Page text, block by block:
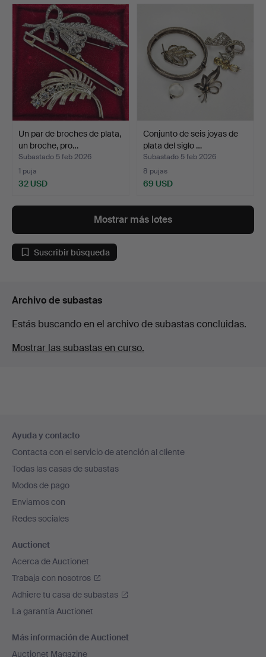
Un par de broches de plata,
un broche, pro…
Subastado 5 feb 2026
1 puja
32 USD
Conjunto de seis joyas de
plata del siglo …
Subastado 5 feb 2026
8 pujas
69 USD
Mostrar más lotes
Suscribir búsqueda
Archivo de subastas
Estás buscando en el archivo de subastas concluidas.
Mostrar las subastas en curso.
en
el
pie
de
página
Ayuda y contacto
Contacta con el servicio de atención al cliente
Todas las casas de subastas
Modos de pago
Enviamos con
Redes sociales
Auctionet
Acerca de Auctionet
Trabaja con nosotros
Adhiere tu casa de subastas
La garantía Auctionet
Más información de Auctionet
Auctionet Magazine